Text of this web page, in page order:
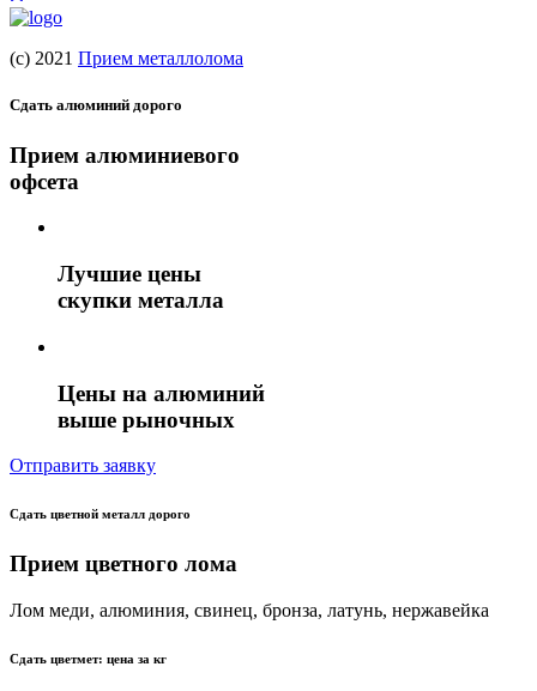
(c) 2021 Прием металлолома
Сдать алюминий дорого
Прием алюминиевого
офсета
Лучшие цены
скупки металла
Цены на алюминий
выше рыночных
Отправить заявку
Сдать цветной металл дорого
Прием цветного лома
Лом меди, алюминия, свинец, бронза, латунь, нержавейка
Сдать цветмет: цена за кг